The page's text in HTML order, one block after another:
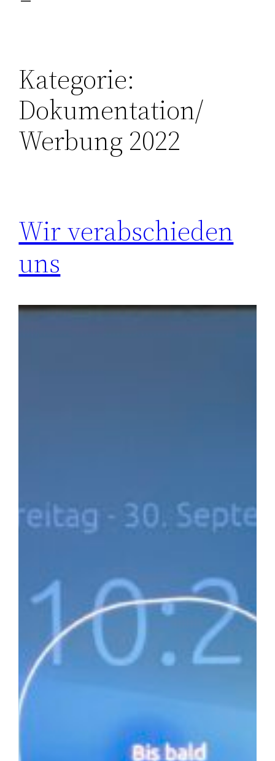
Kategorie:
Dokumentation/
Werbung 2022
Wir verabschieden
uns